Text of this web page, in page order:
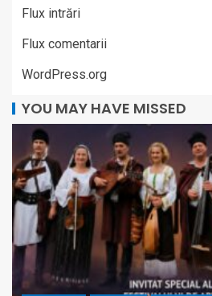
Flux intrări
Flux comentarii
WordPress.org
YOU MAY HAVE MISSED